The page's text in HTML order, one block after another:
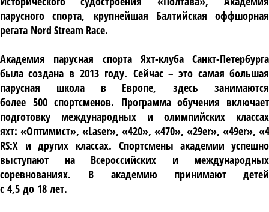
парусного спорта, крупнейшая Балтийская оффшорная
регата Nord Stream Race.
Академия парусная спорта Яхт-клуба Санкт-Петербурга
была создана в 2013 году. Сейчас – это самая большая
парусная школа в Европе,здесь занимаются
более 500спортсменов. Программа обучения включает
подготовку международных и олимпийских классах
яхт: «Оптимист», «Laser», «420», «470», «29er», «49er», «
RS:X и других классах. Спортсмены академии успешно
выступают на Всероссийских и международных
соревнованиях. В академию принимают детей
с 4,5 до 18 лет.